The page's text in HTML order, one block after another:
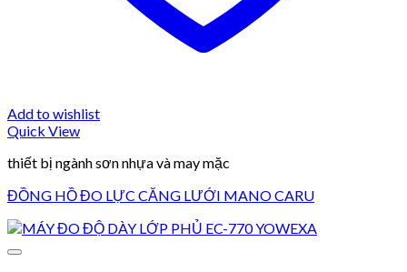
Add to wishlist
Quick View
thiết bị ngành sơn nhựa và may mặc
ĐỒNG HỒ ĐO LỰC CĂNG LƯỚI MANO CARU